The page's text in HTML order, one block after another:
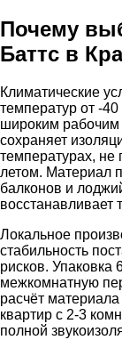
Почему
Баттс в
Климатические
температур от -
широким рабочим
сохраняет
температурах, не
летом. Материал
балконов и
восстанавливает
Локальное
стабильность
рисков. Упаковка
межкомнатную
расчёт
квартир с 2-3
полной